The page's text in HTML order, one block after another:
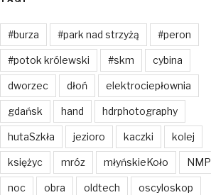
#burza #park nad strzyżą #peron
#potok królewski #skm cybina
dworzec dłoń elektrociepłownia
gdańsk hand hdrphotography
hutaSzkła jezioro kaczki kolej
księżyc mróz młyńskieKoło NMP
noc obra oldtech oscyloskop